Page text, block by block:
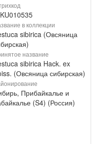
в коллекции
sibirica (Овсяница
название
sibirica Hack. ex
(Овсяница сибирская)
Прибайкалье и
(S4) (Россия)